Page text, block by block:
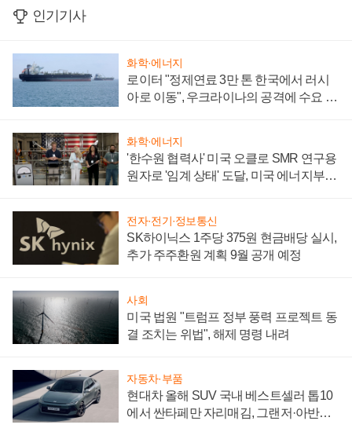
인기기사
화학·에너지
로이터 "정제연료 3만 톤 한국에서 러시
아로 이동", 우크라이나의 공격에 수요 늘
화학·에너지
'한수원 협력사' 미국 오클로 SMR 연구용
원자로 '임계 상태' 도달, 미국 에너지부
전자·전기·정보통신
SK하이닉스 1주당 375원 현금배당 실시,
추가 주주환원 계획 9월 공개 예정
사회
미국 법원 "트럼프 정부 풍력 프로젝트 동
결 조치는 위법", 해제 명령 내려
자동차·부품
현대차 올해 SUV 국내 베스트셀러 톱10
에서 싼타페만 자리매김, 그랜저·아반떼